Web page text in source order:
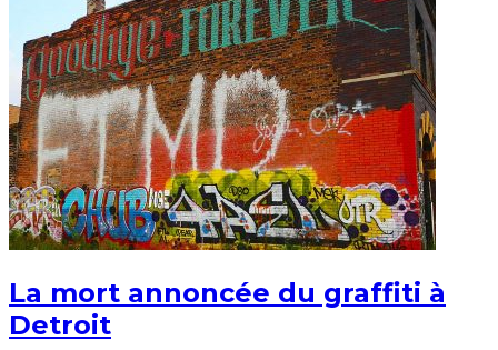
La mort annoncée du graffiti à
Detroit